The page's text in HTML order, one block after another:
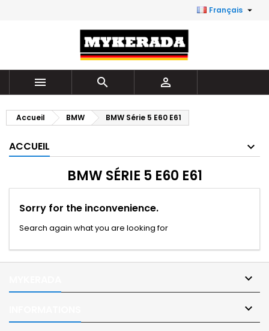
Français 
  
Accueil BMW BMW Série 5 E60 E61
ACCUEIL
BMW SÉRIE 5 E60 E61
Sorry for the inconvenience.
Search again what you are looking for

